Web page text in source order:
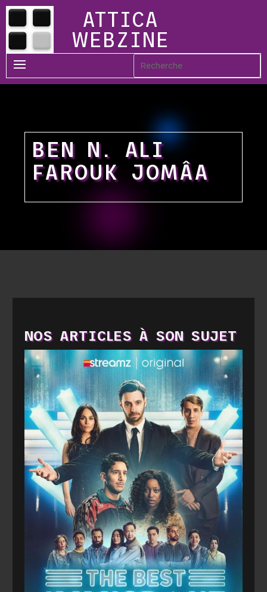
ATTICA
WEBZINE
BEN N. ALI
FAROUK JOMÂA
NOS ARTICLES À SON SUJET